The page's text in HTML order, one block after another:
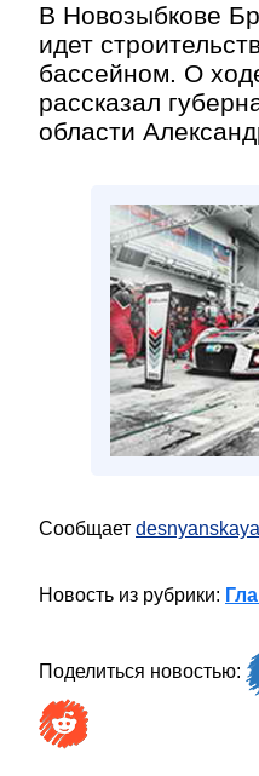
В Новозыбкове
идет
бассейном. О
рассказал
области
Сообщает
Новость из рубрики:
Поделиться новостью: